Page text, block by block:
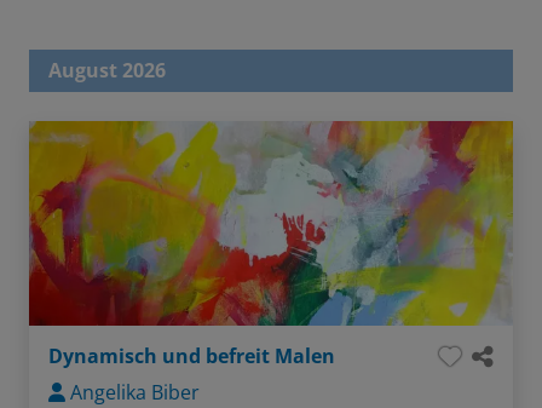
August 2026
Dynamisch und befreit Malen
Angelika Biber